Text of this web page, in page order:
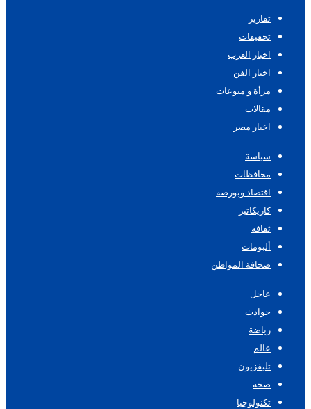
تقارير
تحقيقات
اخبار العرب
اخبار الفن
مرأة و منوعات
مقالات
اخبار مصر
سياسة
محافظات
اقتصاد وبورصة
كاريكاتير
ثقافة
ألبومات
صحافة المواطن
عاجل
حوادث
رياضة
عالم
تليفزيون
صحة
تكنولوجيا